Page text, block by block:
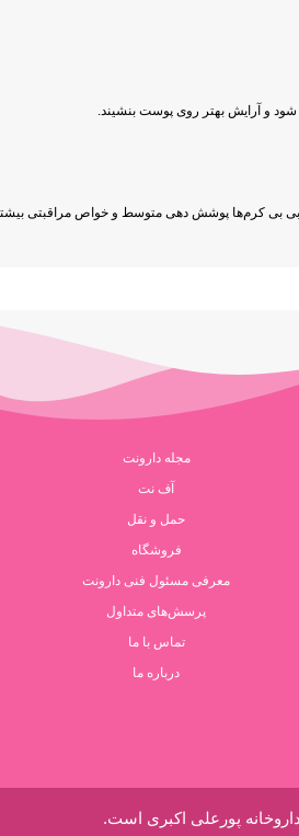
و آرایش بهتر روی پوست بنشیند.
بی کرم‌ها پوشش دهی متوسط و خواص مراقبتی
مجله دارونت
آف نت
حمل و نقل
فروشگاه
معرفی مسئول فنی دارونت
پرسش‌های متداول
تماس با ما
درباره ما
پورعلی اکبری است.